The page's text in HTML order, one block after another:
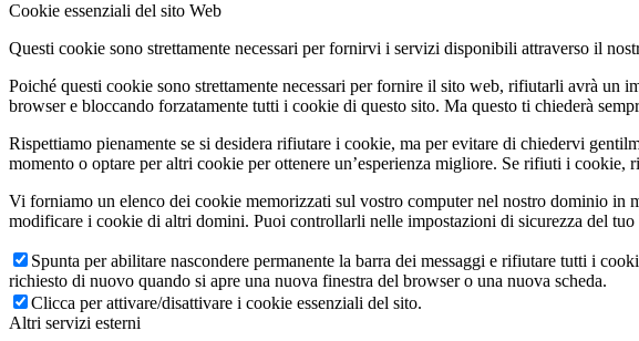
Cookie essenziali del sito Web
Questi cookie sono strettamente necessari per fornirvi i servizi disponibili attraverso il
Poiché questi cookie sono strettamente necessari per fornire il sito web, rifiutarli avrà
browser e bloccando forzatamente tutti i cookie di questo sito. Ma questo ti chiederà
Rispettiamo pienamente se si desidera rifiutare i cookie, ma per evitare di chiedervi
momento o optare per altri cookie per ottenere un’esperienza migliore. Se rifiuti i
Vi forniamo un elenco dei cookie memorizzati sul vostro computer nel nostro dominio in
modificare i cookie di altri domini. Puoi controllarli nelle impostazioni di sicurezza del tuo
Spunta per abilitare nascondere permanente la barra dei messaggi e rifiutare tutti i
richiesto di nuovo quando si apre una nuova finestra del browser o una nuova scheda.
Clicca per attivare/disattivare i cookie essenziali del sito.
Altri servizi esterni